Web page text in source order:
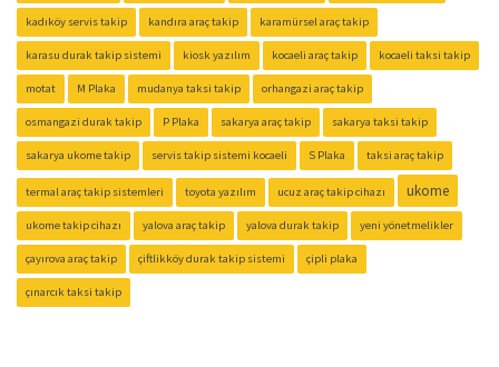
kadıköy servis takip kandıra araç takip karamürsel araç takip
karasu durak takip sistemi kiosk yazılım kocaeli araç takip kocaeli taksi takip
motat M Plaka mudanya taksi takip orhangazi araç takip
osmangazi durak takip P Plaka sakarya araç takip sakarya taksi takip
sakarya ukome takip servis takip sistemi kocaeli S Plaka taksi araç takip
termal araç takip sistemleri toyota yazılım ucuz araç takip cihazı ukome
ukome takip cihazı yalova araç takip yalova durak takip yeni yönetmelikler
çayırova araç takip çiftlikköy durak takip sistemi çipli plaka
çınarcık taksi takip